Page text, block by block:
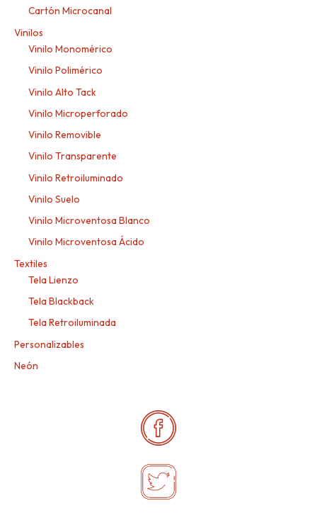
Cartón Microcanal
Vinilos
Vinilo Monomérico
Vinilo Polimérico
Vinilo Alto Tack
Vinilo Microperforado
Vinilo Removible
Vinilo Transparente
Vinilo Retroiluminado
Vinilo Suelo
Vinilo Microventosa Blanco
Vinilo Microventosa Ácido
Textiles
Tela Lienzo
Tela Blackback
Tela Retroiluminada
Personalizables
Neón